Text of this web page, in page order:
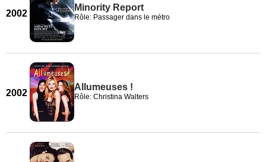
2002
Minority Report
Rôle: Passager dans le métro
2002
Allumeuses !
Rôle: Christina Walters